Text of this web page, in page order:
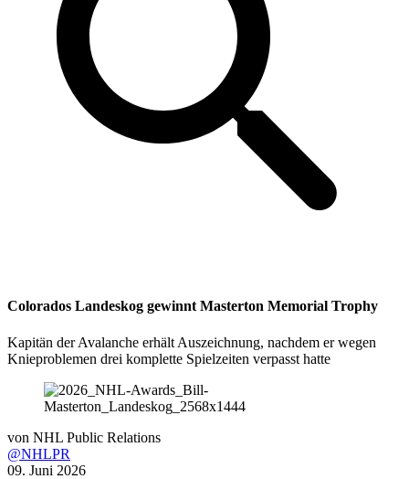
Colorados Landeskog gewinnt Masterton Memorial Trophy
Kapitän der Avalanche erhält Auszeichnung, nachdem er wegen
Knieproblemen drei komplette Spielzeiten verpasst hatte
von NHL Public Relations
@NHLPR
09. Juni 2026